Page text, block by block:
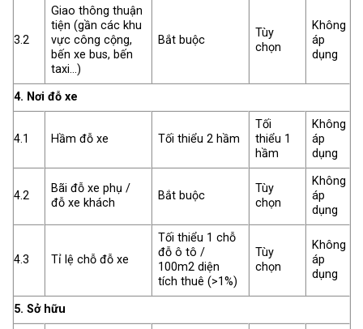
3.2
Giao thông thuận
tiện (gần các khu
vực công cộng,
bến xe bus, bến
taxi…)
Bắt buộc
Tùy
chọn
Không
áp
dụng
4. Nơi đỗ xe
4.1 Hầm đỗ xe Tối thiểu 2 hầm
Tối
thiểu 1
hầm
Không
áp
dụng
4.2
Bãi đỗ xe phụ /
đỗ xe khách
Bắt buộc
Tùy
chọn
Không
áp
dụng
4.3 Tỉ lệ chỗ đỗ xe
Tối thiểu 1 chỗ
đỗ ô tô /
100m2 diện
tích thuê (>1%)
Tùy
chọn
Không
áp
dụng
5. Sở hữu